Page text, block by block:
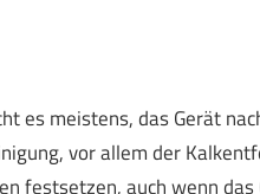
es meistens, das Gerät
vor allem der
festsetzen, auch wenn